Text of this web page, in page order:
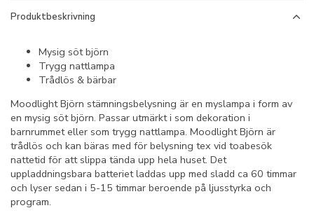
Produktbeskrivning
Mysig söt björn
Trygg nattlampa
Trådlös & bärbar
Moodlight Björn stämningsbelysning är en myslampa i form av
en mysig söt björn. Passar utmärkt i som dekoration i
barnrummet eller som trygg nattlampa. Moodlight Björn är
trådlös och kan bäras med för belysning tex vid toabesök
nattetid för att slippa tända upp hela huset. Det
uppladdningsbara batteriet laddas upp med sladd ca 60 timmar
och lyser sedan i 5-15 timmar beroende på ljusstyrka och
program.